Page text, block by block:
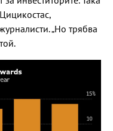
„Но трябва